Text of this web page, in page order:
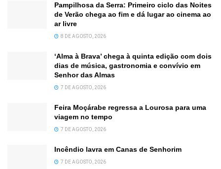
Pampilhosa da Serra: Primeiro ciclo das Noites
de Verão chega ao fim e dá lugar ao cinema ao
ar livre
8 DE AGOSTO, 2026
‘Alma à Brava’ chega à quinta edição com dois
dias de música, gastronomia e convívio em
Senhor das Almas
7 DE AGOSTO, 2026
Feira Moçárabe regressa a Lourosa para uma
viagem no tempo
7 DE AGOSTO, 2026
Incêndio lavra em Canas de Senhorim
7 DE AGOSTO, 2026